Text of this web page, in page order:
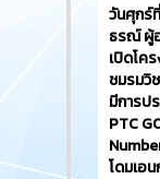
วันศุกร์
ธรณ์ ผู้
เปิดโค
ชมรมวิ
มีการป
PTC
โดมเอ